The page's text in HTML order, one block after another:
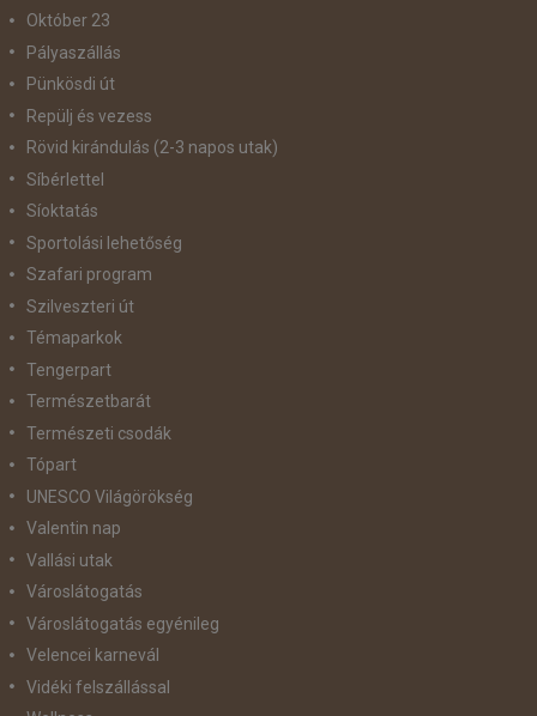
Október 23
Pályaszállás
Pünkösdi út
Repülj és vezess
Rövid kirándulás (2-3 napos utak)
Síbérlettel
Síoktatás
Sportolási lehetőség
Szafari program
Szilveszteri út
Témaparkok
Tengerpart
Természetbarát
Természeti csodák
Tópart
UNESCO Világörökség
Valentin nap
Vallási utak
Városlátogatás
Városlátogatás egyénileg
Velencei karnevál
Vidéki felszállással